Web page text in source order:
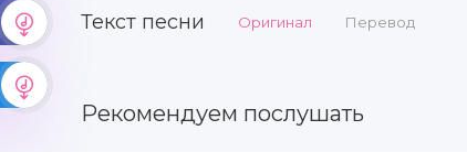
Текст песни Оригинал Перевод
Рекомендуем послушать